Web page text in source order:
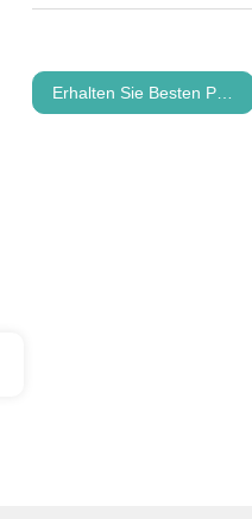
Erhalten Sie Besten Preis